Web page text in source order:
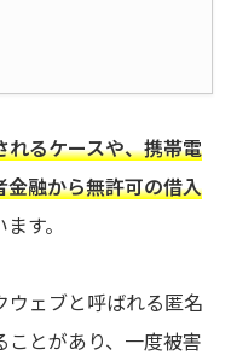
れるケースや、携帯電
金融から無許可の借入
す。
ウェブと呼ばれる匿名
ことがあり、一度被害